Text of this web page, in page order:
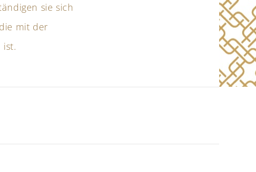
sie sich
mit der
ist.